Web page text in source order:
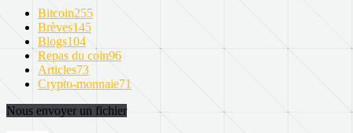
Bitcoin255
Brèves145
Blogs104
Repas du coin96
Articles73
Crypto-monnaie71
Nous envoyer un fichier